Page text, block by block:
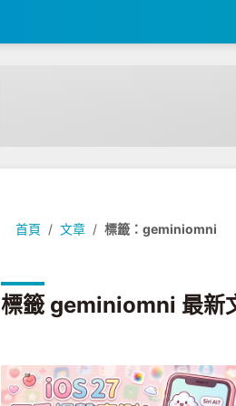
首頁 文章 標籤：geminiomni
標籤 geminiomni 最新